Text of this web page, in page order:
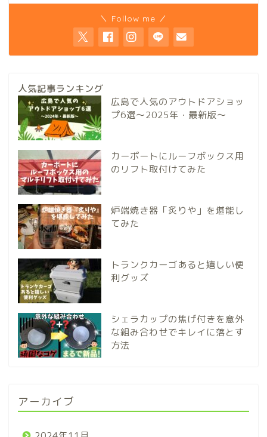
＼ Follow me ／
人気記事ランキング
広島で人気のアウトドアショッ
プ6選～2025年・最新版～
カーポートにルーフボックス用
のリフト取付けてみた
炉端焼き器「炙りや」を堪能し
てみた
トランクカーゴあると嬉しい便
利グッズ
シェラカップの焦げ付きを意外
な組み合わせでキレイに落とす
方法
アーカイブ